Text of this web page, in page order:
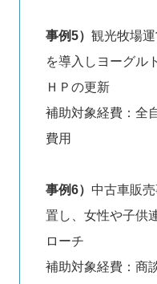
事例5） 観光牧場
を導入しヨーグル
ＨＰの更新
補助対象経費：全
費用
事例6） 中古車販
置し、女性や子供
ローチ
補助対象経費：商